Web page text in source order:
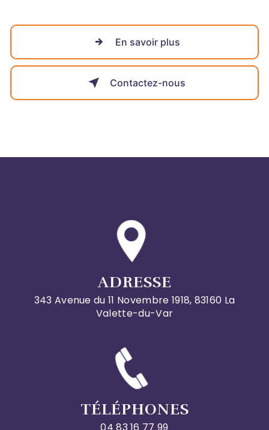
En savoir plus
Contactez-nous
ADRESSE
343 Avenue du 11 Novembre 1918, 83160 La
Valette-du-Var
TÉLÉPHONES
04 83 16 77 99